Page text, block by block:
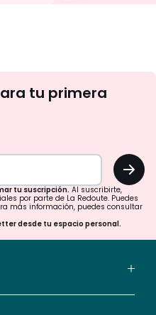
tu primera
OK
tu suscripción. Al suscribirte,
por parte de La Redoute. Puedes
más información, puedes consultar
desde tu espacio personal.